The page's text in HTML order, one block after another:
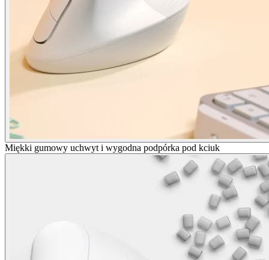
Miękki gumowy uchwyt i wygodna podpórka pod kciuk